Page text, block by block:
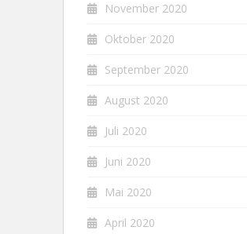
November 2020
Oktober 2020
September 2020
August 2020
Juli 2020
Juni 2020
Mai 2020
April 2020